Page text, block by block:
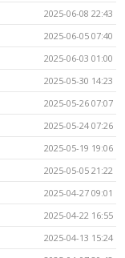
2025-06-08 22:43
2025-06-05 07:40
2025-06-03 01:00
2025-05-30 14:23
2025-05-26 07:07
2025-05-24 07:26
2025-05-19 19:06
2025-05-05 21:22
2025-04-27 09:01
2025-04-22 16:55
2025-04-13 15:24